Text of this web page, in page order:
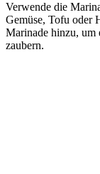
Verwende die
Gemüse, Tofu oder
Marinade hinzu, um
zaubern.